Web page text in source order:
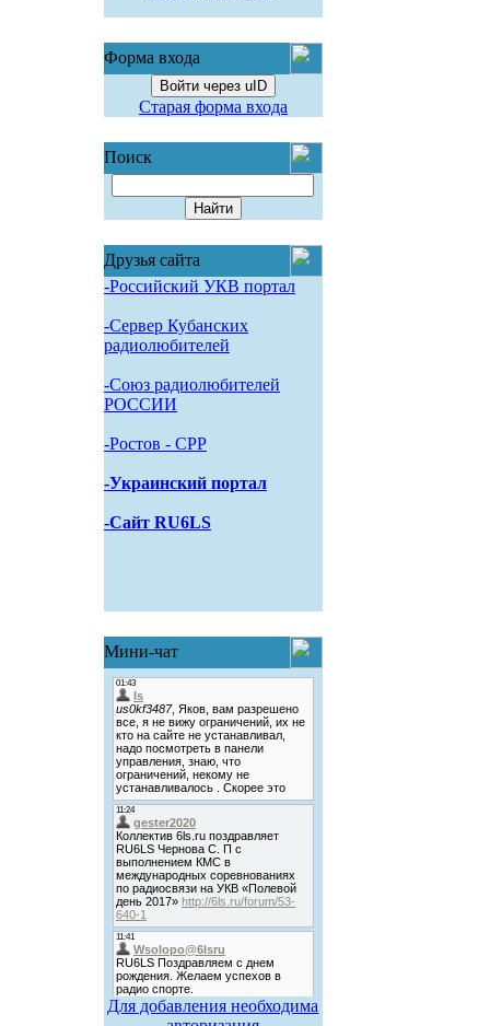
Форма входа
Войти через uID
Старая форма входа
Поиск
Друзья сайта
-Российский УКВ портал
-Сервер Кубанских
радиолюбителей
-Союз радиолюбителей
РОССИИ
-Pостов - CPP
-Украинский портал
-Сайт RU6LS
Мини-чат
Для добавления необходима